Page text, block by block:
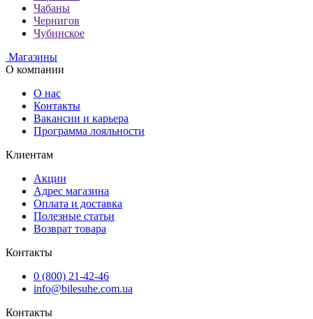
Чабаны
Чернигов
Чубинское
Магазины
О компании
О нас
Контакты
Вакансии и карьера
Программа лояльности
Клиентам
Акции
Адрес магазина
Оплата и доставка
Полезные статьи
Возврат товара
Контакты
0 (800) 21-42-46
info@bilesuhe.com.ua
Контакты